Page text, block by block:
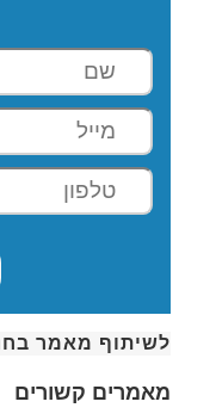
לשיתוף מאמר
מאמרים קשורים